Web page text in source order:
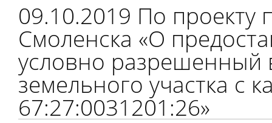
09.10.2019 По проекту
Смоленска «О
условно разрешенный
земельного участка с
67:27:0031201:26»